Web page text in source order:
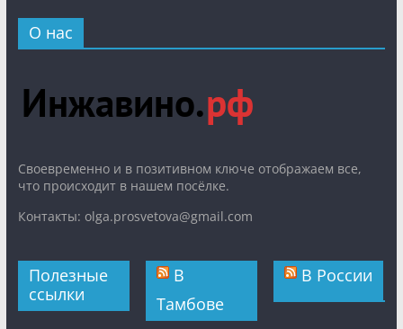
О нас
Cвоевременно и в позитивном ключе отображаем все,
что происходит в нашем посёлке.
Контакты: olga.prosvetova@gmail.com
Полезные
ссылки
В
Тамбове
В России